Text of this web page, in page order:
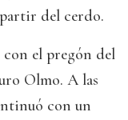
del cerdo.
con el pregón del
Olmo. A las
con un